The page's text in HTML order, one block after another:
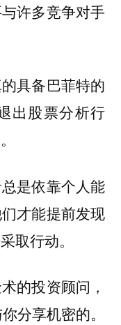
许多竞争对手
具备巴菲特的
出股票分析行
是依靠个人能
才能提前发现
取行动。
的投资顾问，
分享机密的。